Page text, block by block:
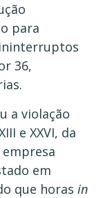
para
36,
a violação
e XXVI, da
em
que horas in